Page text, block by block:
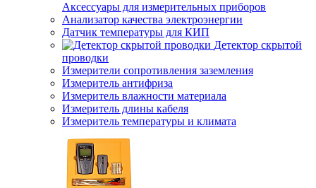
Аксессуары для измерительных приборов
Анализатор качества электроэнергии
Датчик температуры для КИП
Детектор скрытой
проводки
Измерители сопротивления заземления
Измеритель антифриза
Измеритель влажности материала
Измеритель длины кабеля
Измеритель температуры и климата